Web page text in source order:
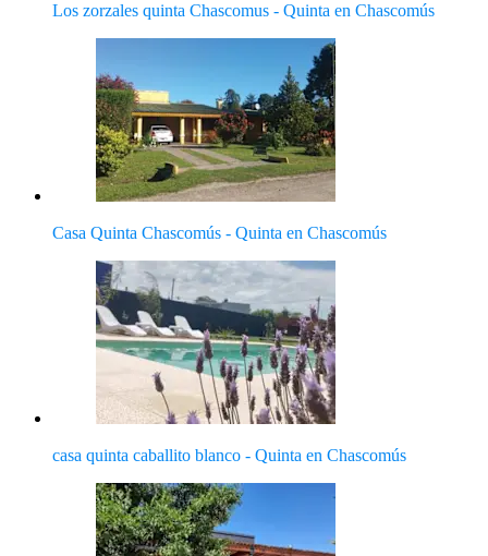
Los zorzales quinta Chascomus - Quinta en Chascomús
Casa Quinta Chascomús - Quinta en Chascomús
casa quinta caballito blanco - Quinta en Chascomús